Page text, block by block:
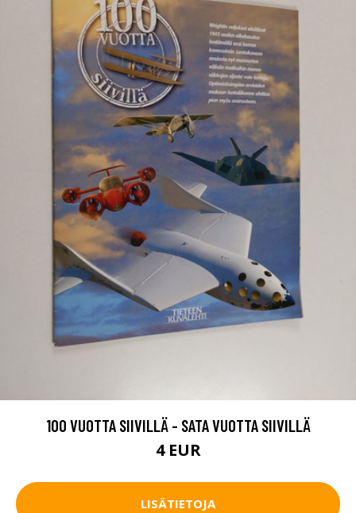
100 VUOTTA SIIVILLÄ - SATA VUOTTA SIIVILLÄ
4 EUR
LISÄTIETOJA